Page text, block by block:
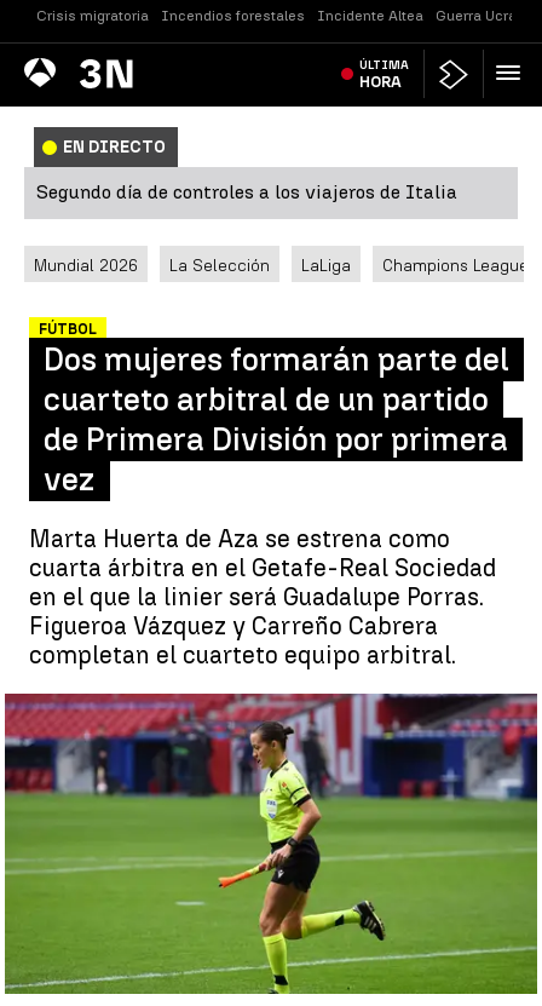
Crisis migratoria Incendios forestales Incidente Altea Guerra Ucrania
Antena
3 Noticias ÚLTIMA
HORA
EN DIRECTO
Segundo día de controles a los viajeros de Italia
Mundial 2026 La Selección LaLiga Champions League
FÚTBOL
Dos mujeres formarán parte del
cuarteto arbitral de un partido
de Primera División por primera
vez
Marta Huerta de Aza se estrena como
cuarta árbitra en el Getafe-Real Sociedad
en el que la linier será Guadalupe Porras.
Figueroa Vázquez y Carreño Cabrera
completan el cuarteto equipo arbitral.